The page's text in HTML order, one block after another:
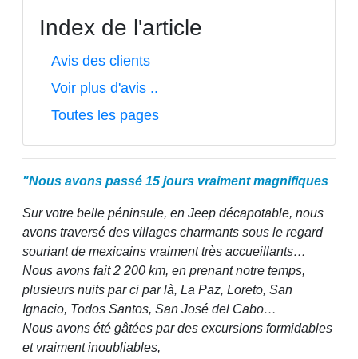
Index de l'article
Avis des clients
Voir plus d'avis ..
Toutes les pages
"Nous avons passé 15 jours vraiment magnifiques
Sur votre belle péninsule, en Jeep décapotable, nous
avons traversé des villages charmants sous le regard
souriant de mexicains vraiment très accueillants…
Nous avons fait 2 200 km, en prenant notre temps,
plusieurs nuits par ci par là, La Paz, Loreto, San
Ignacio, Todos Santos, San José del Cabo…
Nous avons été gâtées par des excursions formidables
et vraiment inoubliables,